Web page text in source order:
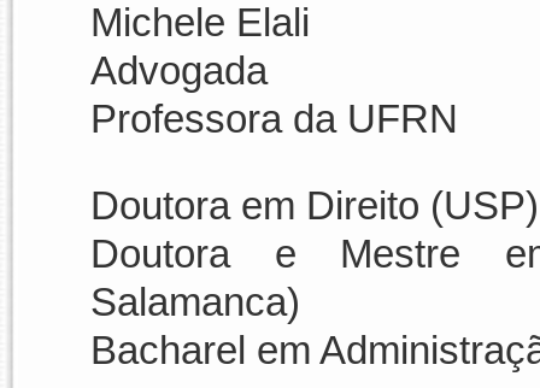
Michele Elali
Advogada
Professora da UFRN
Doutora em Direito (USP)
Doutora e Mestre
Salamanca)
Bacharel em